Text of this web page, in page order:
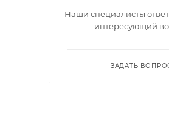
Наши специалисты
интересующий
ЗАДАТЬ